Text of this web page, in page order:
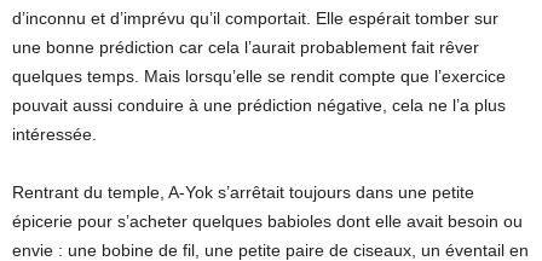
d’inconnu et d’imprévu qu’il comportait. Elle espérait tomber sur
une bonne prédiction car cela l’aurait probablement fait rêver
quelques temps. Mais lorsqu’elle se rendit compte que l’exercice
pouvait aussi conduire à une prédiction négative, cela ne l’a plus
intéressée.
Rentrant du temple, A-Yok s’arrêtait toujours dans une petite
épicerie pour s’acheter quelques babioles dont elle avait besoin ou
envie : une bobine de fil, une petite paire de ciseaux, un éventail en